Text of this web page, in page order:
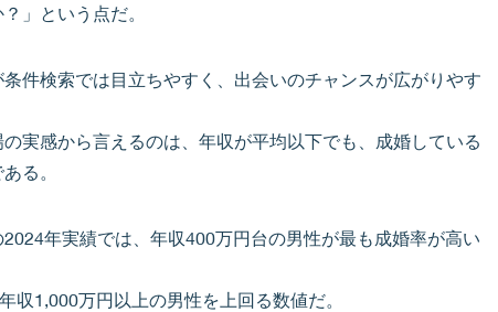
」という点だ。
件検索では目立ちやすく、出会いのチャンスが広がりやす
実感から言えるのは、年収が平均以下でも、成婚している
る。
2024年実績では、年収400万円台の男性が最も成婚率が高い
収1,000万円以上の男性を上回る数値だ。